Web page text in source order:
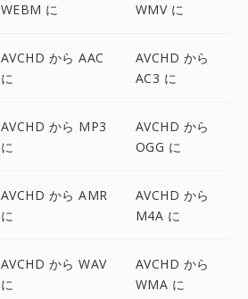
WEBM に
WMV に
AVCHD から AAC
に
AVCHD から
AC3 に
AVCHD から MP3
に
AVCHD から
OGG に
AVCHD から AMR
に
AVCHD から
M4A に
AVCHD から WAV
に
AVCHD から
WMA に